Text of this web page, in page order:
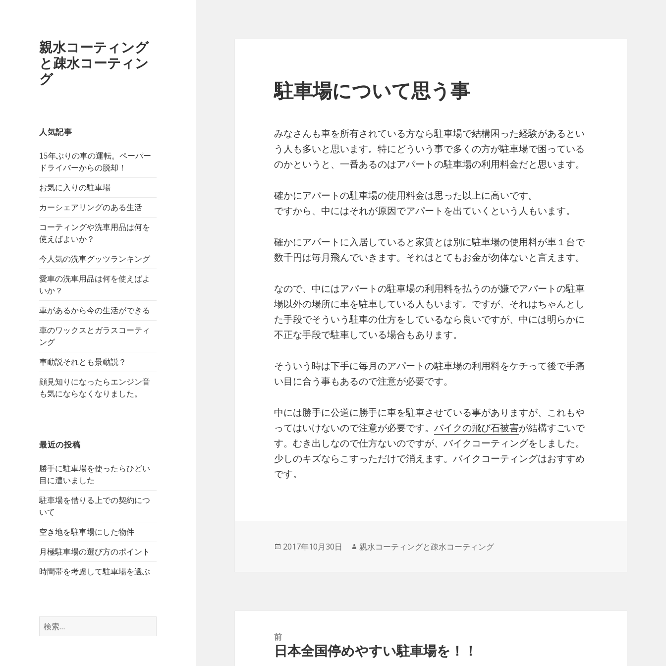
親水コーティング
と疎水コーティン
グ
人気記事
15年ぶりの車の運転。ペーパー
ドライバーからの脱却！
お気に入りの駐車場
カーシェアリングのある生活
コーティングや洗車用品は何を
使えばよいか？
今人気の洗車グッツランキング
愛車の洗車用品は何を使えばよ
いか？
車があるから今の生活ができる
車のワックスとガラスコーティ
ング
車動説それとも景動説？
顔見知りになったらエンジン音
も気にならなくなりました。
最近の投稿
勝手に駐車場を使ったらひどい
目に遭いました
駐車場を借りる上での契約につ
いて
空き地を駐車場にした物件
月極駐車場の選び方のポイント
時間帯を考慮して駐車場を選ぶ
検
索
駐車場について思う事
みなさんも車を所有されている方なら駐車場で結構困った経験があるとい
う人も多いと思います。特にどういう事で多くの方が駐車場で困っている
のかというと、一番あるのはアパートの駐車場の利用料金だと思います。
確かにアパートの駐車場の使用料金は思った以上に高いです。
ですから、中にはそれが原因でアパートを出ていくという人もいます。
確かにアパートに入居していると家賃とは別に駐車場の使用料が車１台で
数千円は毎月飛んでいきます。それはとてもお金が勿体ないと言えます。
なので、中にはアパートの駐車場の利用料を払うのが嫌でアパートの駐車
場以外の場所に車を駐車している人もいます。ですが、それはちゃんとし
た手段でそういう駐車の仕方をしているなら良いですが、中には明らかに
不正な手段で駐車している場合もあります。
そういう時は下手に毎月のアパートの駐車場の利用料をケチって後で手痛
い目に合う事もあるので注意が必要です。
中には勝手に公道に勝手に車を駐車させている事がありますが、これもや
ってはいけないので注意が必要です。バイクの飛び石被害が結構すごいで
す。むき出しなので仕方ないのですが、バイクコーティングをしました。
少しのキズならこすっただけで消えます。バイクコーティングはおすすめ
です。
投
2017年10月30日
作
親水コーティングと疎水コーティング
前
前
日本全国停めやすい駐車場を！！